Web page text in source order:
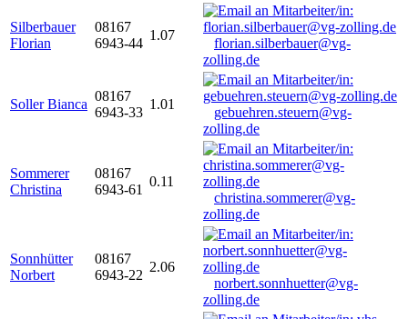
Silberbauer
Florian
08167
6943-44
1.07
florian.silberbauer@vg-
zolling.de
Soller Bianca
08167
6943-33
1.01
gebuehren.steuern@vg-
zolling.de
Sommerer
Christina
08167
6943-61
0.11
christina.sommerer@vg-
zolling.de
Sonnhütter
Norbert
08167
6943-22
2.06
norbert.sonnhuetter@vg-
zolling.de